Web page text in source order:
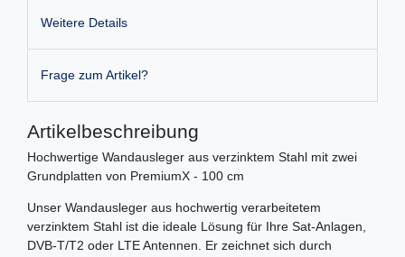
Weitere Details
Frage zum Artikel?
Artikelbeschreibung
Hochwertige Wandausleger aus verzinktem Stahl mit zwei
Grundplatten von PremiumX - 100 cm
Unser Wandausleger aus hochwertig verarbeitetem
verzinktem Stahl ist die ideale Lösung für Ihre Sat-Anlagen,
DVB-T/T2 oder LTE Antennen. Er zeichnet sich durch